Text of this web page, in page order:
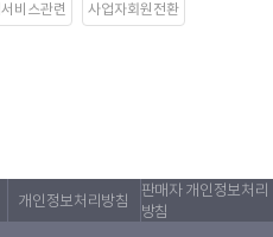
비스관련 사업자회원전환
개인정보처리방침
판매자 개인정보처리
방침